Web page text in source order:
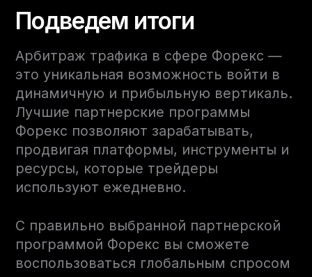
Подведем итоги
Арбитраж трафика в сфере Форекс —
это уникальная возможность войти в
динамичную и прибыльную вертикаль.
Лучшие партнерские программы
Форекс позволяют зарабатывать,
продвигая платформы, инструменты и
ресурсы, которые трейдеры
используют ежедневно.
С правильно выбранной партнерской
программой Форекс вы сможете
воспользоваться глобальным спросом